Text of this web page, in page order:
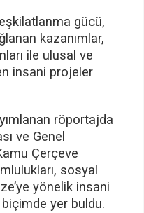
gücü,
kazanımlar,
ile ulusal ve
insani projeler
röportajda
ve Genel
Çerçeve
sosyal
yönelik insani
yer buldu.